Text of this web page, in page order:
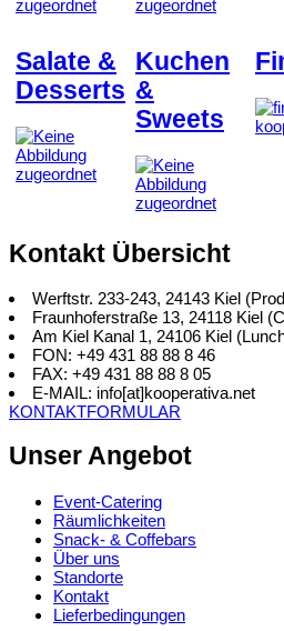
Salate &
Desserts
Kuchen
&
Sweets
Kontakt Übersicht
Werftstr. 233-243, 24143 Kiel
Fraunhoferstraße 13, 24118 Kiel
Am Kiel Kanal 1, 24106 Kiel
FON: +49 431 88 88 8 46
FAX: +49 431 88 88 8 05
E-MAIL: info[at]kooperativa.net
KONTAKTFORMULAR
Unser Angebot
Event-Catering
Räumlichkeiten
Snack- & Coffebars
Über uns
Standorte
Kontakt
Lieferbedingungen